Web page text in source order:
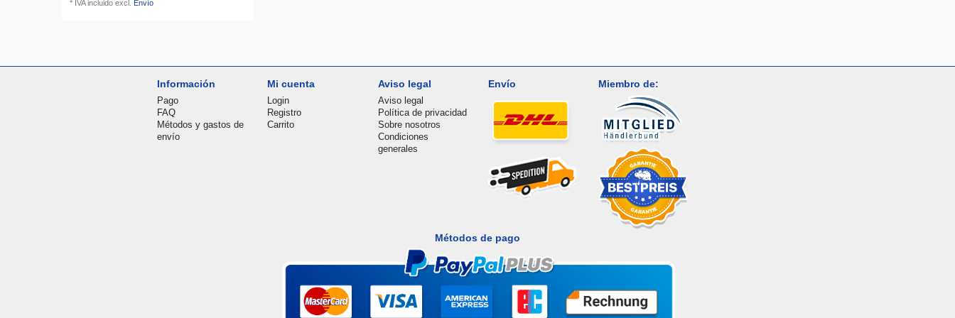
* IVA incluido excl. Envío
Información
Pago
FAQ
Métodos y gastos de
envío
Mi cuenta
Login
Registro
Carrito
Aviso legal
Aviso legal
Política de privacidad
Sobre nosotros
Condiciones
generales
Envío Miembro de:
Métodos de pago